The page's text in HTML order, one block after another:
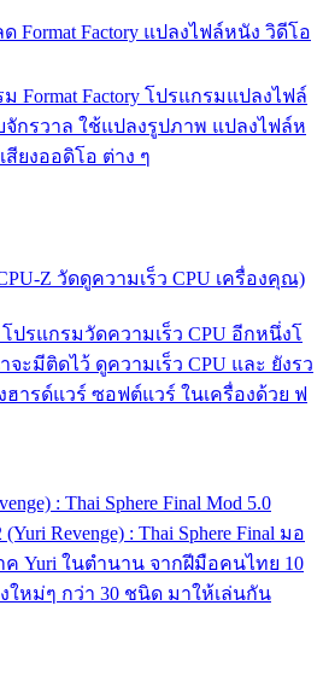
ด Format Factory แปลงไฟล์หนัง วิดีโอ
Format Factory โปรแกรมแปลงไฟล์
จักรวาล ใช้แปลงรูปภาพ แปลงไฟล์ห
สียงออดิโอ ต่าง ๆ
Z วัดดูความเร็ว CPU เครื่องคุณ)
ปรแกรมวัดความเร็ว CPU อีกหนึ่งโ
ะมีติดไว้ ดูความเร็ว CPU และ ยังรว
ารด์แวร์ ซอฟต์แวร์ ในเครื่องด้วย ฟ
: Thai Sphere Final Mod 5.0
Revenge) : Thai Sphere Final มอ
ค Yuri ในตำนาน จากฝีมือคนไทย 10
ใหม่ๆ กว่า 30 ชนิด มาให้เล่นกัน